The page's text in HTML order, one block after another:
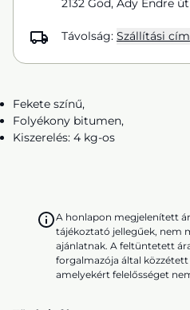
2132 Göd, Ady Endre út
Távolság: Szállítási cím
Fekete színű,
Folyékony bitumen,
Kiszerelés: 4 kg-os
A honlapon megjelenített
tájékoztató jellegűek, nem
ajánlatnak. A feltüntetett
forgalmazója által
amelyekért felelősséget